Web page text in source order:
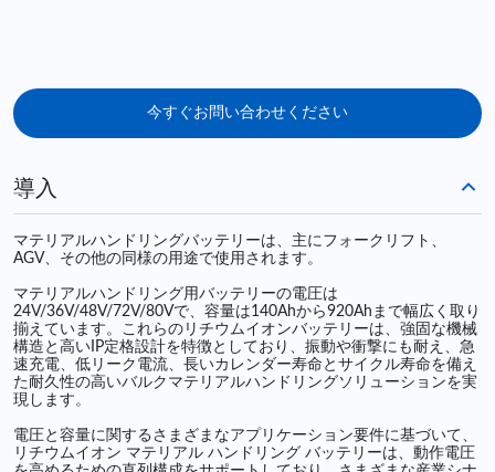
今すぐお問い合わせください
導入
マテリアルハンドリングバッテリーは、主にフォークリフト、
AGV、その他の同様の用途で使用されます。
マテリアルハンドリング用バッテリーの電圧は
24V/36V/48V/72V/80Vで、容量は140Ahから920Ahまで幅広く取り
揃えています。これらのリチウムイオンバッテリーは、強固な機械
構造と高いIP定格設計を特徴としており、振動や衝撃にも耐え、急
速充電、低リーク電流、長いカレンダー寿命とサイクル寿命を備え
た耐久性の高いバルクマテリアルハンドリングソリューションを実
現します。
電圧と容量に関するさまざまなアプリケーション要件に基づいて、
リチウムイオン マテリアル ハンドリング バッテリーは、動作電圧